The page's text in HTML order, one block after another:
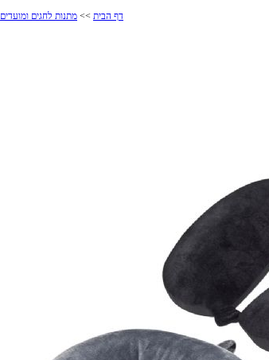
דף הבית >> מתנות לחגים ומועדים